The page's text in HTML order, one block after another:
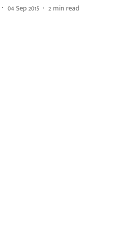
04 Sep 2015 2 min read